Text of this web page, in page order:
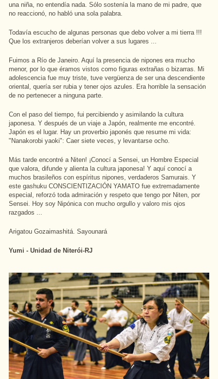
una niña, no entendía nada. Sólo sostenía la mano de mi padre, que
no reaccionó, no habló una sola palabra.
Todavía escucho de algunas personas que debo volver a mi tierra !!!
Que los extranjeros deberían volver a sus lugares ...
Fuimos a Río de Janeiro. Aquí la presencia de nipones era mucho
menor, por lo que éramos vistos como figuras extrañas o bizarras. Mi
adolescencia fue muy triste, tuve vergüenza de ser una descendiente
oriental, quería ser rubia y tener ojos azules. Era horrible la sensación
de no pertenecer a ninguna parte.
Con el paso del tiempo, fui percibiendo y asimilando la cultura
japonesa. Y después de un viaje a Japón, realmente me encontré.
Japón es el lugar. Hay un proverbio japonés que resume mi vida:
"Nanakorobi yaoki": Caer siete veces, y levantarse ocho.
Más tarde encontré a Niten! ¡Conocí a Sensei, un Hombre Especial
que valora, difunde y alienta la cultura japonesa! Y aquí conocí a
muchos brasileños con espíritus nipones, verdaderos Samurais. Y
este gashuku CONSCIENTIZACIÓN YAMATO fue extremadamente
especial, reforzó toda admiración y respeto que tengo por Niten, por
Sensei. Hoy soy Nipónica con mucho orgullo y valoro mis ojos
razgados ...
Arigatou Gozaimashitá. Sayounará
Yumi - Unidad de Niterói-RJ